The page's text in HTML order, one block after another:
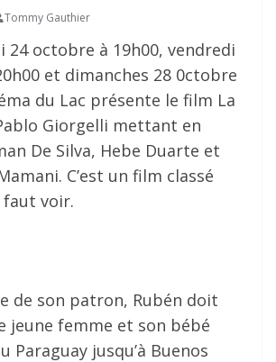
Tommy Gauthier
24 octobre à 19h00, vendredi
et dimanches 28 0ctobre
du Lac présente le film La
Giorgelli mettant en
De Silva, Hebe Duarte et
C’est un film classé
faut voir.
de son patron, Rubén doit
jeune femme et son bébé
Paraguay jusqu’à Buenos